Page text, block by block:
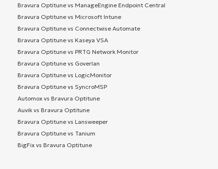
Bravura Optitune vs ManageEngine Endpoint Central
Bravura Optitune vs Microsoft Intune
Bravura Optitune vs Connectwise Automate
Bravura Optitune vs Kaseya VSA
Bravura Optitune vs PRTG Network Monitor
Bravura Optitune vs Goverlan
Bravura Optitune vs LogicMonitor
Bravura Optitune vs SyncroMSP
Automox vs Bravura Optitune
Auvik vs Bravura Optitune
Bravura Optitune vs Lansweeper
Bravura Optitune vs Tanium
BigFix vs Bravura Optitune